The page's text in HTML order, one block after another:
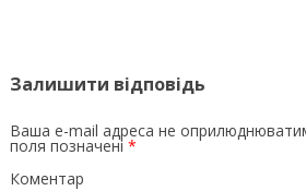
Залишити відповідь
Ваша e-mail адреса не
поля позначені *
Коментар